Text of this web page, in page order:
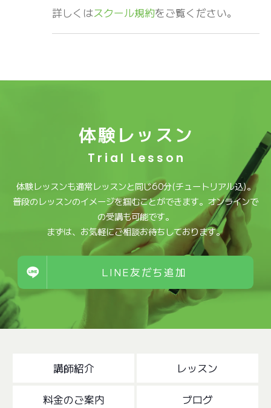
詳しくはスクール規約をご覧ください。
体験レッスン
Trial Lesson
体験レッスンも通常レッスンと同じ60分(チュートリアル込)。
普段のレッスンのイメージを掴むことができます。オンラインで
の受講も可能です。
まずは、お気軽にご相談お待ちしております。
LINE友だち追加
講師紹介 レッスン
料金のご案内 ブログ